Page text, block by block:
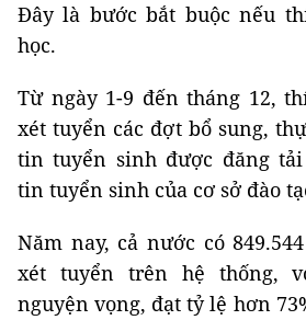
Đây là bước bắt buộc nếu
học.
Từ ngày 1-9 đến tháng 12,
xét tuyển các đợt bổ sung,
tin tuyển sinh được đăng
tin tuyển sinh của cơ sở đào
Năm nay, cả nước có
xét tuyển trên hệ thống,
nguyện vọng, đạt tỷ lệ hơn